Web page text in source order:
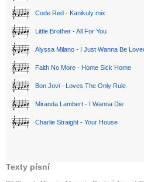
Code Red - Kanikuly mix
Little Brother - All For You
Alyssa Milano - I Just Wanna Be
Faith No More - Home Sick Home
Bon Jovi - Loves The Only Rule
Miranda Lambert - I Wanna Die
Charlie Straight - Your House
Texty písní